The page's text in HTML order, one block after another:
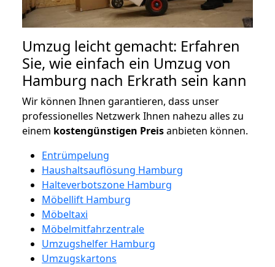
Umzug leicht gemacht: Erfahren
Sie, wie einfach ein Umzug von
Hamburg nach Erkrath sein kann
Wir können Ihnen garantieren, dass unser
professionelles Netzwerk Ihnen nahezu alles zu
einem kostengünstigen Preisanbieten können.
Entrümpelung
Haushaltsauflösung Hamburg
Halteverbotszone Hamburg
Möbellift Hamburg
Möbeltaxi
Möbelmitfahrzentrale
Umzugshelfer Hamburg
Umzugskartons